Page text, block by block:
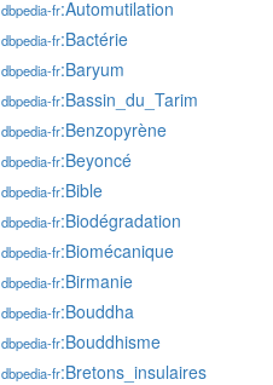
dbpedia-fr:Automutilation
dbpedia-fr:Bactérie
dbpedia-fr:Baryum
dbpedia-fr:Bassin_du_Tarim
dbpedia-fr:Benzopyrène
dbpedia-fr:Beyoncé
dbpedia-fr:Bible
dbpedia-fr:Biodégradation
dbpedia-fr:Biomécanique
dbpedia-fr:Birmanie
dbpedia-fr:Bouddha
dbpedia-fr:Bouddhisme
dbpedia-fr:Bretons_insulaires